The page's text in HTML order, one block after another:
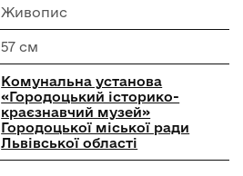
Живопис
57 см
Комунальна установа
«Городоцький історико-
краєзнавчий музей»
Городоцької міської ради
Львівської області